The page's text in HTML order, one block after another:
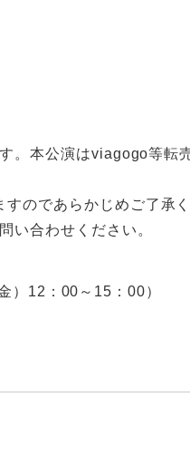
。本公演はviagogo等転
のであらかじめご了承く
い合わせください。
12：00～15：00）